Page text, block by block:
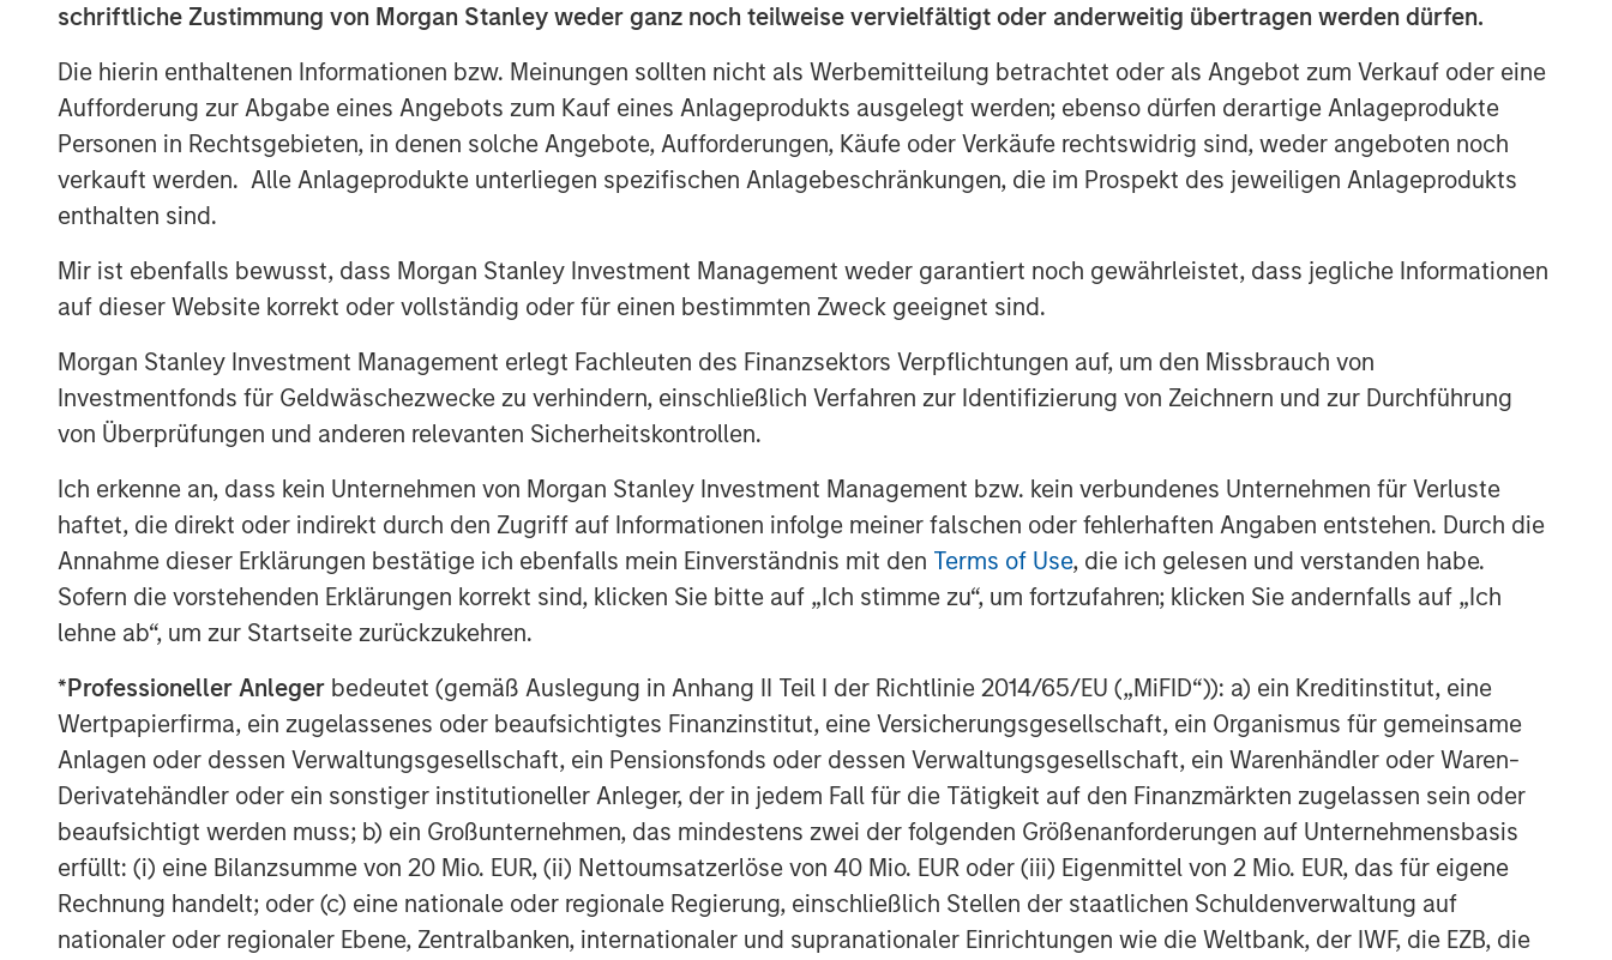
schriftliche Zustimmung von Morgan Stanley weder ganz noch teilweise vervielfältigt oder anderweitig übertragen werden dürfen.
Die hierin enthaltenen Informationen bzw. Meinungen sollten nicht als Werbemitteilung betrachtet oder als Angebot zum Verkauf oder eine
Aufforderung zur Abgabe eines Angebots zum Kauf eines Anlageprodukts ausgelegt werden; ebenso dürfen derartige Anlageprodukte
Personen in Rechtsgebieten, in denen solche Angebote, Aufforderungen, Käufe oder Verkäufe rechtswidrig sind, weder angeboten noch
verkauft werden. Alle Anlageprodukte unterliegen spezifischen Anlagebeschränkungen, die im Prospekt des jeweiligen Anlageprodukts
enthalten sind.
Mir ist ebenfalls bewusst, dass Morgan Stanley Investment Management weder garantiert noch gewährleistet, dass jegliche Informationen
auf dieser Website korrekt oder vollständig oder für einen bestimmten Zweck geeignet sind.
Morgan Stanley Investment Management erlegt Fachleuten des Finanzsektors Verpflichtungen auf, um den Missbrauch von
Investmentfonds für Geldwäschezwecke zu verhindern, einschließlich Verfahren zur Identifizierung von Zeichnern und zur Durchführung
von Überprüfungen und anderen relevanten Sicherheitskontrollen.
Ich erkenne an, dass kein Unternehmen von Morgan Stanley Investment Management bzw. kein verbundenes Unternehmen für Verluste
haftet, die direkt oder indirekt durch den Zugriff auf Informationen infolge meiner falschen oder fehlerhaften Angaben entstehen. Durch die
Annahme dieser Erklärungen bestätige ich ebenfalls mein Einverständnis mit den Terms of Use, die ich gelesen und verstanden habe.
Sofern die vorstehenden Erklärungen korrekt sind, klicken Sie bitte auf „Ich stimme zu“, um fortzufahren; klicken Sie andernfalls auf „Ich
lehne ab“, um zur Startseite zurückzukehren.
*Professioneller Anleger bedeutet (gemäß Auslegung in Anhang II Teil I der Richtlinie 2014/65/EU („MiFID“)): a) ein Kreditinstitut, eine
Wertpapierfirma, ein zugelassenes oder beaufsichtigtes Finanzinstitut, eine Versicherungsgesellschaft, ein Organismus für gemeinsame
Anlagen oder dessen Verwaltungsgesellschaft, ein Pensionsfonds oder dessen Verwaltungsgesellschaft, ein Warenhändler oder Waren-
Derivatehändler oder ein sonstiger institutioneller Anleger, der in jedem Fall für die Tätigkeit auf den Finanzmärkten zugelassen sein oder
beaufsichtigt werden muss; b) ein Großunternehmen, das mindestens zwei der folgenden Größenanforderungen auf Unternehmensbasis
erfüllt: (i) eine Bilanzsumme von 20 Mio. EUR, (ii) Nettoumsatzerlöse von 40 Mio. EUR oder (iii) Eigenmittel von 2 Mio. EUR, das für eigene
Rechnung handelt; oder (c) eine nationale oder regionale Regierung, einschließlich Stellen der staatlichen Schuldenverwaltung auf
nationaler oder regionaler Ebene, Zentralbanken, internationaler und supranationaler Einrichtungen wie die Weltbank, der IWF, die EZB, die
William Davis, CEO of Learning Care Group, said, “Our goal is to offer the highest
quality care and programs to families across the country, and we are pleased
that Morgan Stanley’s commitment to our business will continue to support
those efforts.”
About Morgan Stanley Private Equity
Morgan Stanley Private Equity, part of Morgan Stanley Investment
Management’s Merchant Banking Division, makes private equity and equity-
Morgan Stanley’s vast resources, including the Firm’s global franchise and
relationships with leading corporate management teams and financial
sponsors, to source attractive opportunities for its investment funds. Morgan
Stanley’s roots in private equity investing date back to 1985 with the Morgan
Stanley Capital Partners private equity funds. To date, Morgan Stanley Private
Equity and its predecessor funds have invested nearly $6.5 billion of equity
across a broad spectrum of industries. For further information about Morgan
Stanley Private Equity, please visitwww.morganstanley.com/im/capitalpartners.
About Morgan Stanley
Morgan Stanley (NYSE: MS) is a leading global financial services firm providing
a wide range of investment banking, securities, investment management and
wealth management services. The Firm's employees serve clients worldwide
including corporations, governments, institutions and individuals from more
than 600 offices in 33 countries. For further information about Morgan Stanley,
please visitwww.morganstanley.com.